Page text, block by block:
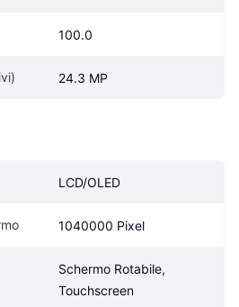
100.0
24.3 MP
LCD/OLED
1040000 Pixel
Schermo Rotabile,
Touchscreen